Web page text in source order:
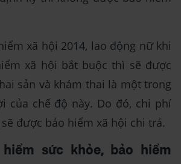
xã hội 2014, lao động nữ khi
xã hội bắt buộc thì sẽ được
sản và khám thai là một trong
của chế độ này. Do đó, chi phí
được bảo hiểm xã hội chi trả.
sức khỏe, bảo hiểm